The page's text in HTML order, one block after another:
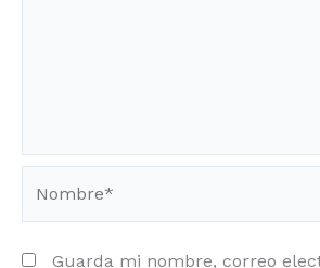
Guarda mi nombre, correo